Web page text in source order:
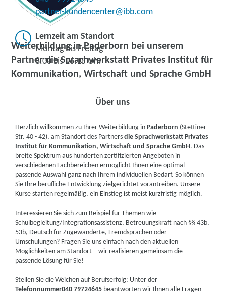
Weiterbildung in Paderborn bei unserem
Partner die Sprachwerkstatt Privates Institut für
Kommunikation, Wirtschaft und Sprache GmbH
partner-kundencenter@ibb.com
Lernzeit am Standort
Montag bis Freitag
8.00 bis 16.15 Uhr
Über uns
Herzlich willkommen zu Ihrer Weiterbildung inPaderborn (Stettiner
Str. 40 - 42), am Standort des Partnersdie Sprachwerkstatt Privates
Institut für Kommunikation, Wirtschaft und Sprache GmbH. Das
breite Spektrum aus hunderten zertifizierten Angeboten in
verschiedenen Fachbereichen ermöglicht Ihnen eine optimal
passende Auswahl ganz nach Ihrem individuellen Bedarf. So können
Sie Ihre berufliche Entwicklung zielgerichtet vorantreiben. Unsere
Kurse starten regelmäßig, ein Einstieg ist meist kurzfristig möglich.
Interessieren Sie sich zum Beispiel für Themen wie
Schulbegleitung/Integrationsassistenz, Betreuungskraft nach §§ 43b,
53b, Deutsch für Zugewanderte, Fremdsprachen oder
Umschulungen? Fragen Sie uns einfach nach den aktuellen
Möglichkeiten am Standort – wir realisieren gemeinsam die
passende Lösung für Sie!
Stellen Sie die Weichen auf Berufserfolg: Unter der
Telefonnummer040 79724645 beantworten wir Ihnen alle Fragen